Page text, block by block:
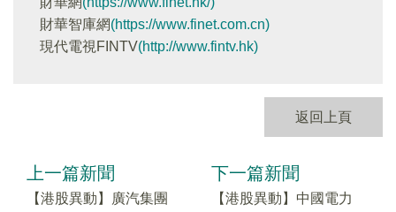
財華智庫網(https://www.finet.com.cn)
現代電視FINTV(http://www.fintv.hk)
返回上頁
上一篇新聞
【港股異動】廣汽集團
下一篇新聞
【港股異動】中國電力